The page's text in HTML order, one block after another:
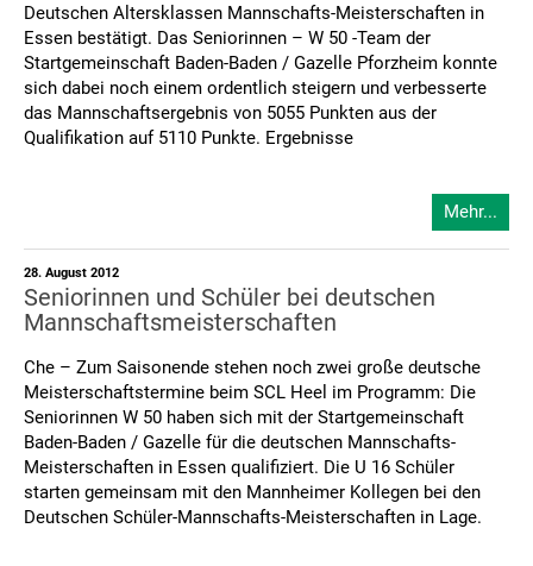
Deutschen Altersklassen Mannschafts-Meisterschaften in
Essen bestätigt. Das Seniorinnen – W 50 -Team der
Startgemeinschaft Baden-Baden / Gazelle Pforzheim konnte
sich dabei noch einem ordentlich steigern und verbesserte
das Mannschaftsergebnis von 5055 Punkten aus der
Qualifikation auf 5110 Punkte. Ergebnisse
Mehr...
28. August 2012
Seniorinnen und Schüler bei deutschen
Mannschaftsmeisterschaften
Che – Zum Saisonende stehen noch zwei große deutsche
Meisterschaftstermine beim SCL Heel im Programm: Die
Seniorinnen W 50 haben sich mit der Startgemeinschaft
Baden-Baden / Gazelle für die deutschen Mannschafts-
Meisterschaften in Essen qualifiziert. Die U 16 Schüler
starten gemeinsam mit den Mannheimer Kollegen bei den
Deutschen Schüler-Mannschafts-Meisterschaften in Lage.